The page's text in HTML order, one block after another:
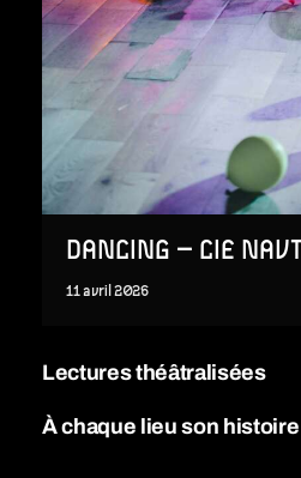
DANCING – CIE
11avril 2026
Lectures théâtralisées
À chaque lieu son histoire